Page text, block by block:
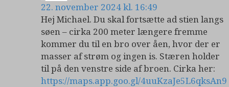
22. november 2024 kl. 16:49
Hej Michael. Du skal fortsætte ad stien langs
søen – cirka 200 meter længere fremme
kommer du til en bro over åen, hvor der er
masser af strøm og ingen is. Stæren holder
til på den venstre side af broen. Cirka her:
https://maps.app.goo.gl/4uuKzaJe5L6qksAn9